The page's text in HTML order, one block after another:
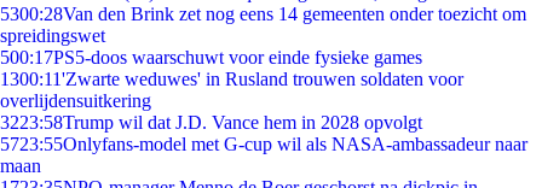
5300:28Van den Brink zet nog eens 14 gemeenten onder toezicht om
spreidingswet
500:17PS5-doos waarschuwt voor einde fysieke games
1300:11'Zwarte weduwes' in Rusland trouwen soldaten voor
overlijdensuitkering
3223:58Trump wil dat J.D. Vance hem in 2028 opvolgt
5723:55Onlyfans-model met G-cup wil als NASA-ambassadeur naar
maan